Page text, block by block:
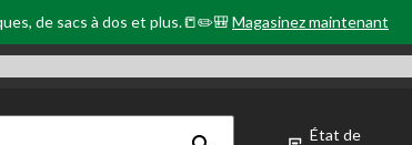
de sacs à dos et plus.📒✏️🎒Magasinez maintenant
État de